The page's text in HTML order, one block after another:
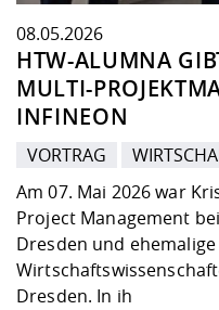
HTW-ALUMNA
MULTI-
INFINEON
08.05.2026
VORTRAG
Am 07. Mai 2026 war
Project Management
Dresden und
Dresden. In ih